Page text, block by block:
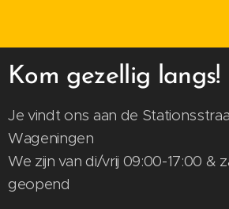
Kom gezellig langs!
Je vindt ons aan de
Wageningen
We zijn van di/vrij 09:00-17:00 &
geopend